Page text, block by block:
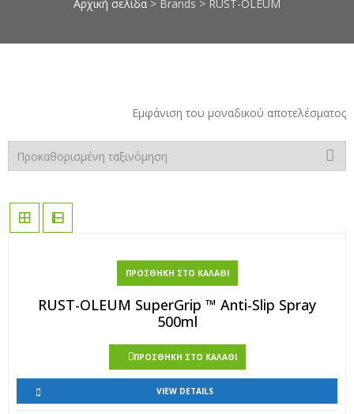
οικολογικά χρώματα τοίχων,
ιμές σε όλα τα είδη, προσφορές
σε χρώματα, berling, davos,
Αρχική σελίδα > Brands > RUST-OLEUM
Εμφάνιση του μοναδικού αποτελέσματος
ΠΡΟΣΘΉΚΗ ΣΤΟ ΚΑΛΆΘΙ
RUST-OLEUM SuperGrip ™ Anti-Slip Spray
500ml
ΠΡΟΣΘΉΚΗ ΣΤΟ ΚΑΛΆΘΙ
VIEW DETAILS